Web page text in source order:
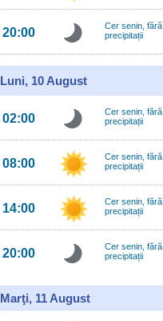
20:00
Cer senin, fără
precipitații
Luni, 10 August
02:00
Cer senin, fără
precipitații
08:00
Cer senin, fără
precipitații
14:00
Cer senin, fără
precipitații
20:00
Cer senin, fără
precipitații
Marţi, 11 August